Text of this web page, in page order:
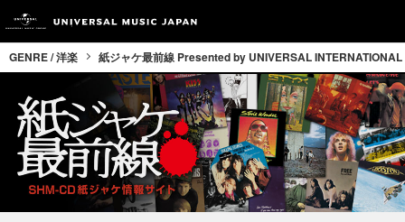
GENRE / 洋楽 紙ジャケ最前線 Presented by UNIVERSAL INTERNATIONAL